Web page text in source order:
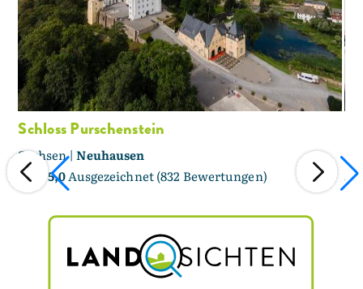
Schloss Purschenstein
Sachsen |Neuhausen
4,4
/ 5,0Ausgezeichnet (832 Bewertungen)
5,0